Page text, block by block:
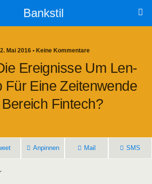
Bankstil
Mai 2016 • Keine Kommentare
Ereig­nis­se Um Len­
Für Eine Zei­ten­wen­de
Fintech?
Anpin­nen Mail SMS